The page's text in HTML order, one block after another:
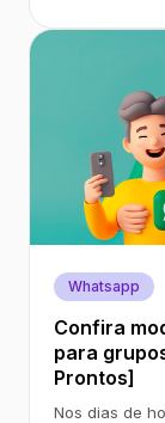
Whatsapp
Confira
para
Prontos]
Nos dias de